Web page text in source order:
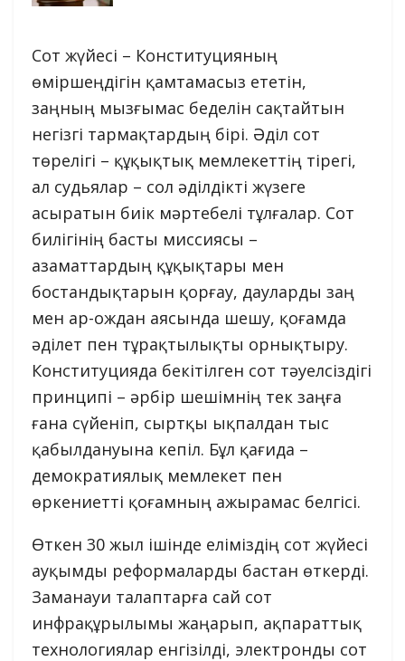
Сот жүйесі – Конституцияның
өміршеңдігін қамтамасыз ететін,
заңның мызғымас беделін сақтайтын
негізгі тармақтардың бірі. Әділ сот
төрелігі – құқықтық мемлекеттің тірегі,
ал судьялар – сол әділдікті жүзеге
асыратын биік мәртебелі тұлғалар. Сот
билігінің басты миссиясы –
азаматтардың құқықтары мен
бостандықтарын қорғау, дауларды заң
мен ар-ождан аясында шешу, қоғамда
әділет пен тұрақтылықты орнықтыру.
Конституцияда бекітілген сот тәуелсіздігі
принципі – әрбір шешімнің тек заңға
ғана сүйеніп, сыртқы ықпалдан тыс
қабылдануына кепіл. Бұл қағида –
демократиялық мемлекет пен
өркениетті қоғамның ажырамас белгісі.
Өткен 30 жыл ішінде еліміздің сот жүйесі
ауқымды реформаларды бастан өткерді.
Заманауи талаптарға сай сот
инфрақұрылымы жаңарып, ақпараттық
технологиялар енгізілді, электронды сот